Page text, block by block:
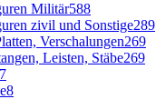
Militär588
zivil und Sonstige289
Verschalungen269
Leisten, Stäbe269
8